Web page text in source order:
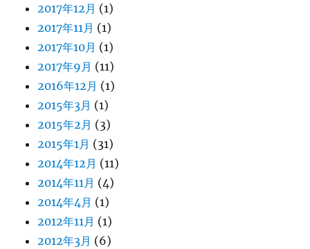
2017年12月 (1)
2017年11月 (1)
2017年10月 (1)
2017年9月 (11)
2016年12月 (1)
2015年3月 (1)
2015年2月 (3)
2015年1月 (31)
2014年12月 (11)
2014年11月 (4)
2014年4月 (1)
2012年11月 (1)
2012年3月 (6)